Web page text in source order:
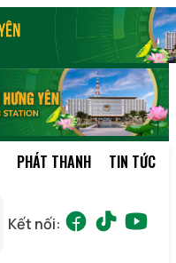
PHÁT THANH TIN TỨC
Kết nối: